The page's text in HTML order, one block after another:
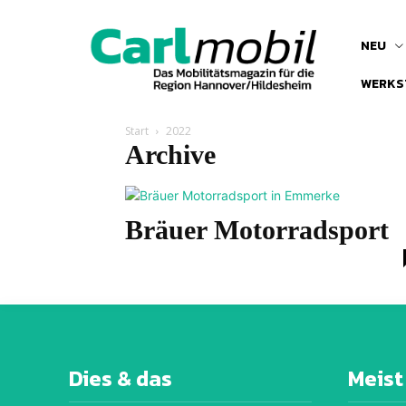
NEU
Start 2022
Archive
Bräuer Motorradsport
Dies & das